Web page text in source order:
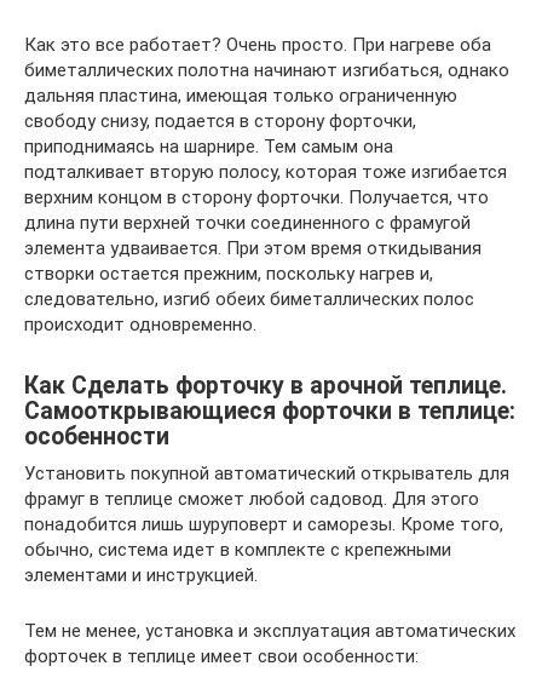
Как это все работает? Очень просто. При нагреве оба
биметаллических полотна начинают изгибаться, однако
дальняя пластина, имеющая только ограниченную
свободу снизу, подается в сторону форточки,
приподнимаясь на шарнире. Тем самым она
подталкивает вторую полосу, которая тоже изгибается
верхним концом в сторону форточки. Получается, что
длина пути верхней точки соединенного с фрамугой
элемента удваивается. При этом время откидывания
створки остается прежним, поскольку нагрев и,
следовательно, изгиб обеих биметаллических полос
происходит одновременно.
Как Сделать форточку в арочной теплице.
Самооткрывающиеся форточки в теплице:
особенности
Установить покупной автоматический открыватель для
фрамуг в теплице сможет любой садовод. Для этого
понадобится лишь шуруповерт и саморезы. Кроме того,
обычно, система идет в комплекте с крепежными
элементами и инструкцией.
Тем не менее, установка и эксплуатация автоматических
форточек в теплице имеет свои особенности: